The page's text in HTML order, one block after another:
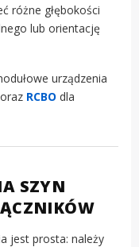
różne głębokości
lub orientację
urządzenia
oraz RCBO dla
SZYN
jest prosta: należy